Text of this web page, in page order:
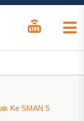
Ke SMAN 5